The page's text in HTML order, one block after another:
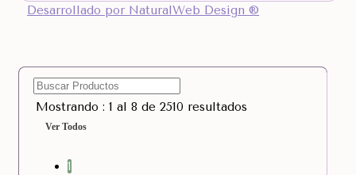
Desarrollado por NaturalWeb Design ®
Mostrando : 1 al 8 de 2510 resultados
Ver Todos
1